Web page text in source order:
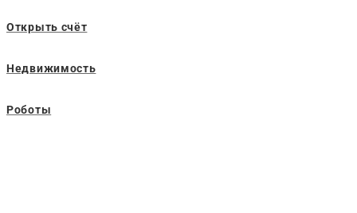
Открыть счёт
Недвижимость
Роботы